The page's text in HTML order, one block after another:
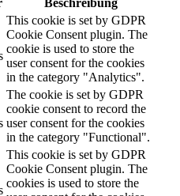
Beschreibung
This cookie is set by GDPR
Cookie Consent plugin. The
cookie is used to store the
user consent for the cookies
in the category "Analytics".
The cookie is set by GDPR
cookie consent to record the
user consent for the cookies
in the category "Functional".
This cookie is set by GDPR
Cookie Consent plugin. The
cookies is used to store the